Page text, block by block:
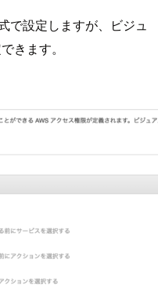
で設定しますが、ビジュ
きます。